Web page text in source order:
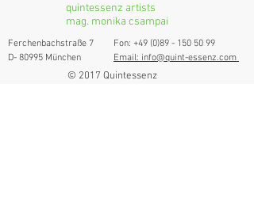
quintessenz artists
mag. monika csampai
Ferchenbachstraße 7
D- 80995 München
Fon: +49 (0)89 - 150 50 99
Email: info@quint-essenz.com
© 2017 Quintessenz